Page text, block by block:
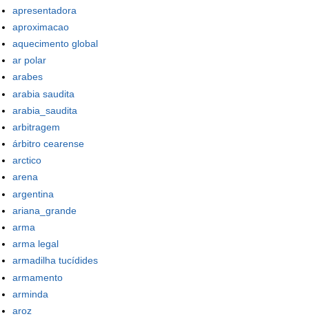
apresentadora
aproximacao
aquecimento global
ar polar
arabes
arabia saudita
arabia_saudita
arbitragem
árbitro cearense
arctico
arena
argentina
ariana_grande
arma
arma legal
armadilha tucídides
armamento
arminda
aroz